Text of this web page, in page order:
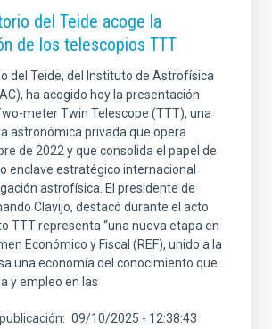
del Teide acoge la
de los telescopios TTT
del Teide, del Instituto de Astrofísica
ha acogido hoy la presentación
meter Twin Telescope (TTT), una
astronómica privada que opera
de 2022 y que consolida el papel de
enclave estratégico internacional
astrofísica. El presidente de
Clavijo, destacó durante el acto
TTT representa “una nueva etapa en
Económico y Fiscal (REF), unido a la
una economía del conocimiento que
y empleo en las
09/10/2025 - 12:38:43